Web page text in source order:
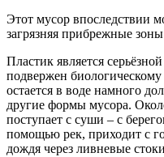
Этот мусор впоследствии
загрязняя прибрежные
Пластик является
подвержен
остается в воде намного
другие формы мусора.
поступает с суши – с
помощью рек, приходит с
дождя через ливневые